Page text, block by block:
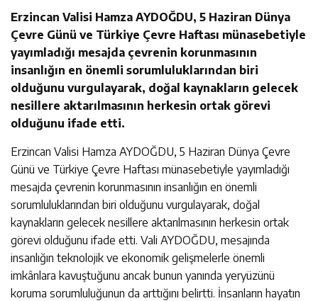
Erzincan Valisi Hamza AYDOĞDU, 5 Haziran Dünya
Çevre Günü ve Türkiye Çevre Haftası münasebetiyle
yayımladığı mesajda çevrenin korunmasının
insanlığın en önemli sorumluluklarından biri
olduğunu vurgulayarak, doğal kaynakların gelecek
nesillere aktarılmasının herkesin ortak görevi
olduğunu ifade etti.
Erzincan Valisi Hamza AYDOĞDU, 5 Haziran Dünya Çevre
Günü ve Türkiye Çevre Haftası münasebetiyle yayımladığı
mesajda çevrenin korunmasının insanlığın en önemli
sorumluluklarından biri olduğunu vurgulayarak, doğal
kaynakların gelecek nesillere aktarılmasının herkesin ortak
görevi olduğunu ifade etti. Vali AYDOĞDU, mesajında
insanlığın teknolojik ve ekonomik gelişmelerle önemli
imkânlara kavuştuğunu ancak bunun yanında yeryüzünü
koruma sorumluluğunun da arttığını belirtti. İnsanların hayatın